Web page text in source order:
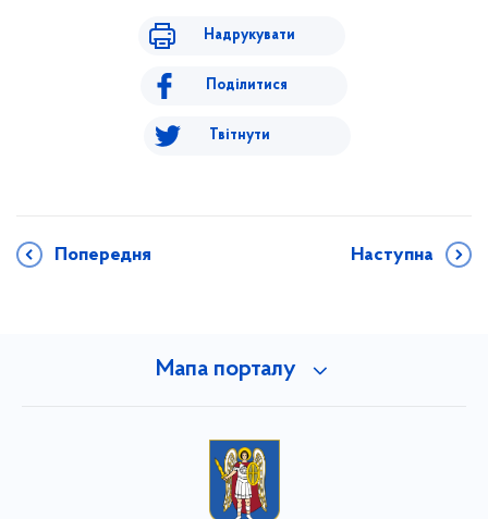
Надрукувати
Поділитися
Твітнути
Попередня Наступна
Мапа порталу